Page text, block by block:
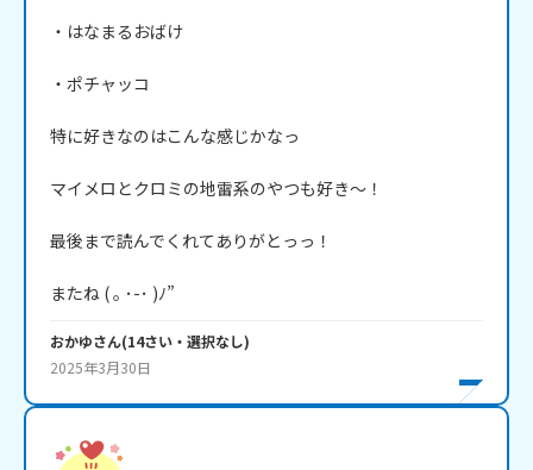
・はなまるおばけ
・ポチャッコ
特に好きなのはこんな感じかなっ
マイメロとクロミの地雷系のやつも好き～！
最後まで読んでくれてありがとっっ！
おかゆさん(14さい・ 選択なし)
2025年3月30日